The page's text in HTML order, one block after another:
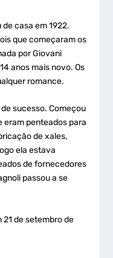
casa em 1922.
que começaram os
por Giovani
anos mais novo. Os
romance.
sucesso. Começou
eram penteados para
de xales,
ela estava
de fornecedores
passou a se
21 de setembro de